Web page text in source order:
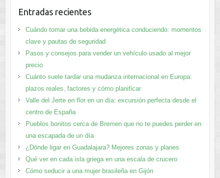
Entradas recientes
Cuándo tomar una bebida energética conduciendo: momentos
clave y pautas de seguridad
Pasos y consejos para vender un vehículo usado al mejor
precio
Cuánto suele tardar una mudanza internacional en Europa:
plazos reales, factores y cómo planificar
Valle del Jerte en flor en un día: excursión perfecta desde el
centro de España
Pueblos bonitos cerca de Bremen que no te puedes perder en
una escapada de un día
¿Dónde ligar en Guadalajara? Mejores zonas y planes​
Qué ver en cada isla griega en una escala de crucero
Cómo seducir a una mujer brasileña en Gijón